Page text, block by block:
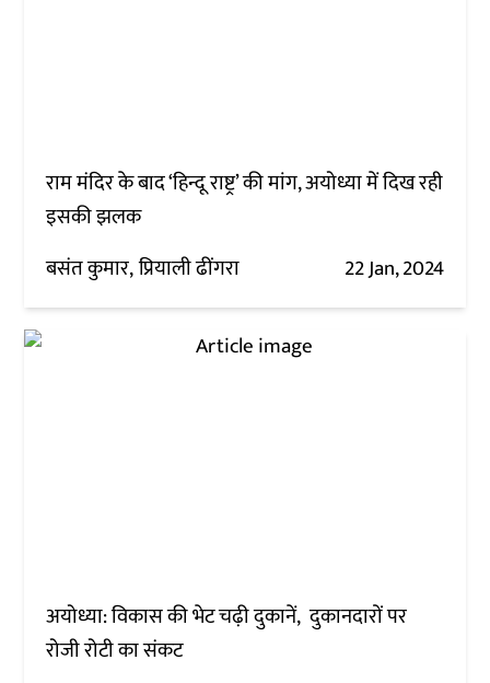
राम मंदिर के बाद ‘हिन्दू राष्ट्र’ की मांग, अयोध्या में दिख रही
इसकी झलक
बसंत कुमार प्रियाली ढींगरा 22 Jan, 2024
अयोध्या: विकास की भेट चढ़ी दुकानें, दुकानदारों पर
रोजी रोटी का संकट